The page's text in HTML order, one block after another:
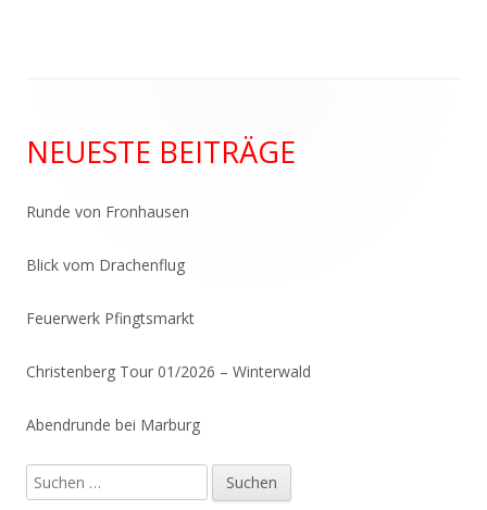
Seitenleiste
NEUESTE BEITRÄGE
Runde von Fronhausen
Blick vom Drachenflug
Feuerwerk Pfingtsmarkt
Christenberg Tour 01/2026 – Winterwald
Abendrunde bei Marburg
Suchen
nach: